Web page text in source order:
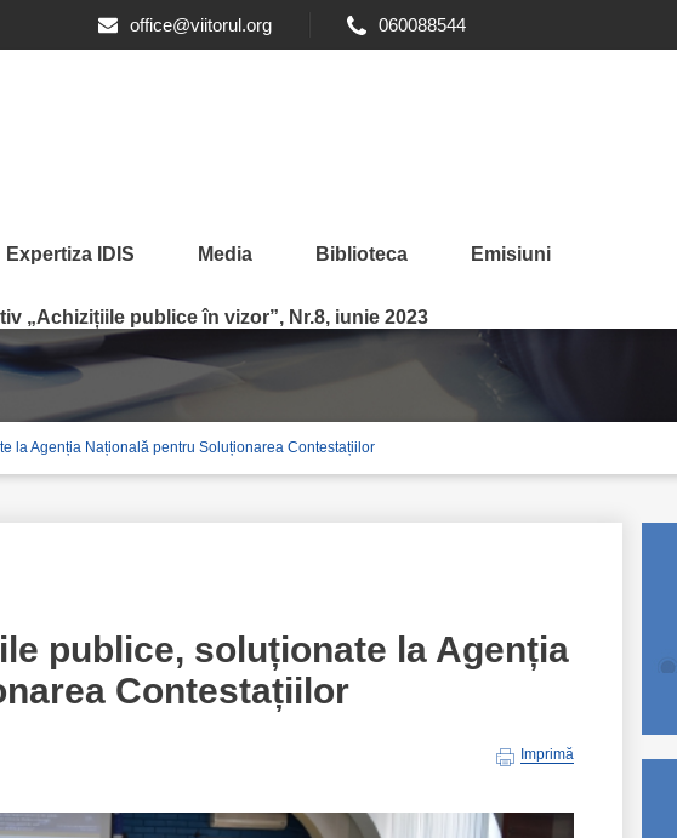
office@viitorul.org 060088544
Expertiza IDIS Media Biblioteca Emisiuni
„Achizițiile publice în vizor”, Nr.8, iunie 2023
la Agenția Națională pentru Soluționarea Contestațiilor
publice, soluționate la Agenția
Contestațiilor
Imprimă